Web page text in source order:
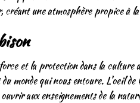
une atmosphère propice à
force et la protection dans la
monde qui nous entoure. L’oeil
aux enseignements de la